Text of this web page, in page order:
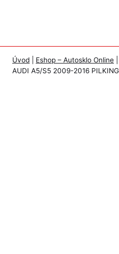
Úvod Eshop – Autosklo Online
AUDI A5/S5 2009-2016